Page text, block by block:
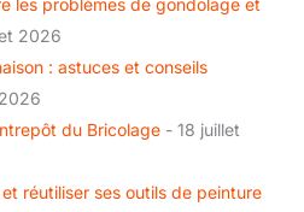
les problèmes de gondolage et
2026
: astuces et conseils
du Bricolage - 18 juillet
réutiliser ses outils de peinture